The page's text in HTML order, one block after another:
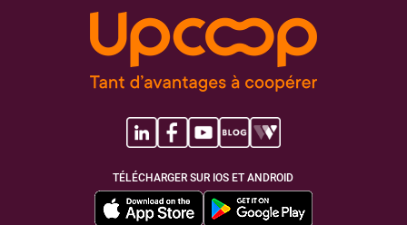
TÉLÉCHARGER SUR IOS ET ANDROID